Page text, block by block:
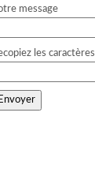
message
les caractères